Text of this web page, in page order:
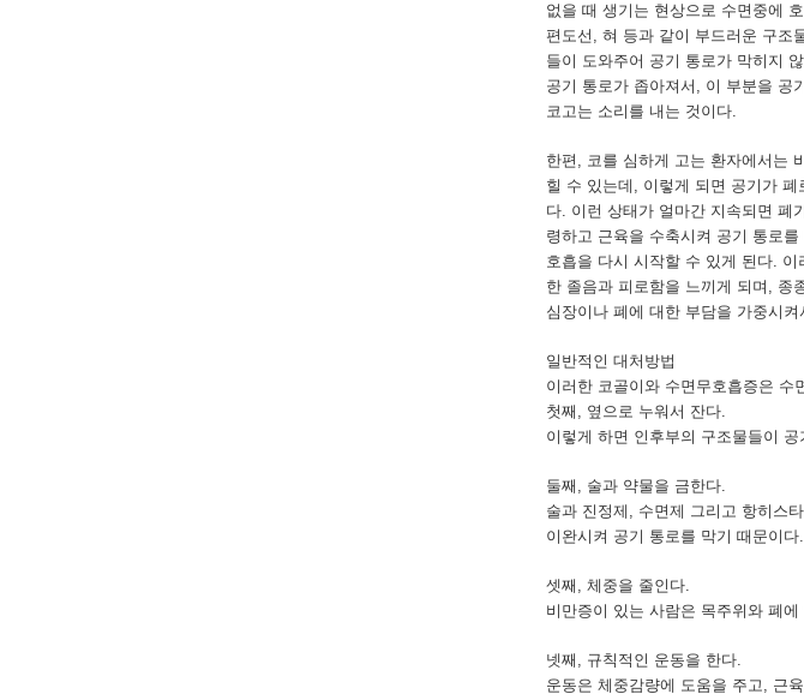
없을 때 생기는 현상으로 수면중에
편도선, 혀 등과 같이 부드러운 구조
들이 도와주어 공기 통로가 막히지
공기 통로가 좁아져서, 이 부분을 공
코고는 소리를 내는 것이다.
한편, 코를 심하게 고는 환자에서는
힐 수 있는데, 이렇게 되면 공기가
다. 이런 상태가 얼마간 지속되면 폐
령하고 근육을 수축시켜 공기 통로
호흡을 다시 시작할 수 있게 된다.
한 졸음과 피로함을 느끼게 되며, 종
심장이나 폐에 대한 부담을 가중시
일반적인 대처방법
이러한 코골이와 수면무호흡증은
첫째, 옆으로 누워서 잔다.
이렇게 하면 인후부의 구조물들이
둘째, 술과 약물을 금한다.
술과 진정제, 수면제 그리고 항히스
이완시켜 공기 통로를 막기 때문이다.
셋째, 체중을 줄인다.
비만증이 있는 사람은 목주위와 폐
넷째, 규칙적인 운동을 한다.
운동은 체중감량에 도움을 주고, 근